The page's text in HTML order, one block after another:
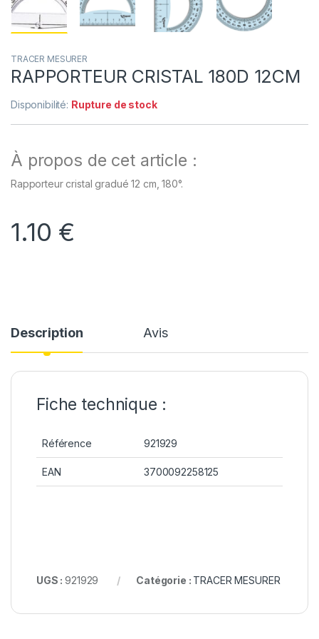
TRACER MESURER
RAPPORTEUR CRISTAL 180D 12CM
Disponibilité: Rupture de stock
À propos de cet article :
Rapporteur cristal gradué 12 cm, 180°.
1.10 €
Description Avis
Fiche technique :
Référence 921929
EAN 3700092258125
UGS :921929 Catégorie : TRACER MESURER